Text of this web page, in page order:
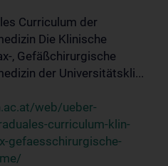
Curriculum der
Die Klinische
, Gefäßchirurgische
der Universitätskli...
web/ueber-
curriculum-klin-
gefaesschirurgische-